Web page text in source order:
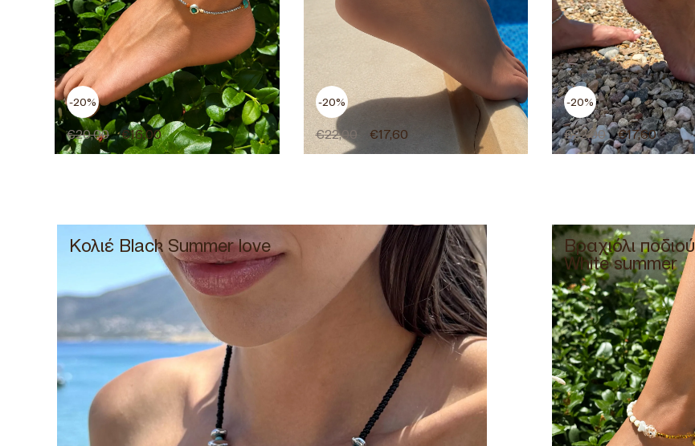
-20%
€20,00 €16,00
-20%
€22,00 €17,60
-20%
€22,00 €17,60
Βραχιόλι ποδιού
White summer
Κολιέ Black Summer love